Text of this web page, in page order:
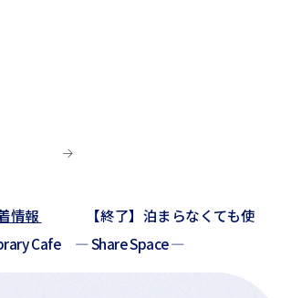
情報
【終了】泊まらなくても使
Cafe ― Share Space ―